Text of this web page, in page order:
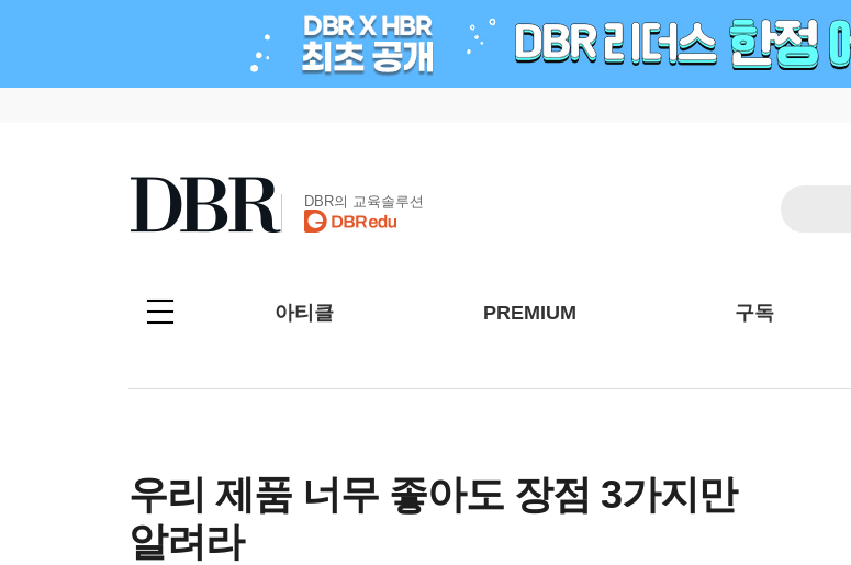
DBR의 교육솔루션
아티클 PREMIUM 구독
우리 제품 너무 좋아도 장점 3가지만
알려라